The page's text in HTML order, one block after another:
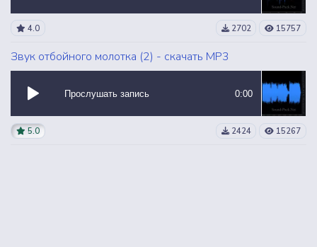
4.0 2702 15757
Звук отбойного молотка (2) - скачать MP3
Прослушать запись 0:00
5.0 2424 15267